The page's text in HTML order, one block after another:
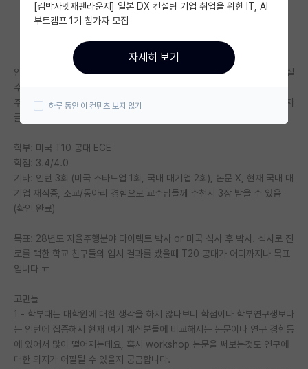
미국 유학 게시판
미국 대학원 합격 후기 게시판
대학원생 모집 게시판
연구실(PI) 홍보 게시판
석박사 채용 정보 게시판
임용 정보 게시판
학부 인턴 게시판
취업 게시판
임용 후기 게시판
인문사회 계열 게시판
특수/전문대학원 게시판
안녕하세요, 도저히 감이 잡히지 않아서 읽으시기에 많이 부족하다고 느끼실
수도 있는점 양해 부탁드리겠습니다.
주변에는 모두 인더스트리로 진로를 정한 사람들이 많아서, 의견을 여쭙고자
글 올립니다.
학부: 미국 T10 공대 ECE
학점: 3.4/4.0
기타: 인턴 3회 (미국 스타트업 1회, 국내 대기업 2회), 논문 X, 현재 국내 대
기업 재직중, 조교/동아리 경험으로 교수님들께 추천서 3장 받을 수 있음
(확인 완료)
목표: 28년도 자율주행분야 다이렉트 박사 or 미국 석사 후 박사. 석사로 진
로를 택한 학교 친구들의 입시 결과를 봤을때 T20 공대가 어디까지나 목표
입니다 ㅠ
고민들
1 - 학부때는 대학원에 대한 생각을 하지 않다보니 학점이나 학부연구생보다
는 인턴에 집중해서 현재 여기 계신분들에 비교해서는 논문이나 연구 경험등
에 있어서 많이 떨어지는데요, 혹시 workshop 논문을 써보는것도 연구에
대한 의지가 어필될 수 있을지 궁금합니다.
[김박사넷재팬라운지] 일본 DX 컨설팅 기업 취업을 위한 IT, AI
부트캠프 1기 참가자 모집
자세히 보기
하루 동안 이 컨텐츠 보지 않기